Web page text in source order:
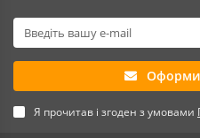
Я прочитав і згоден з умовами